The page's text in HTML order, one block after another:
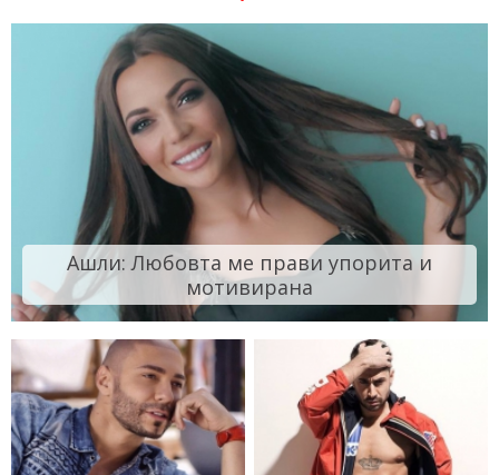
Ашли: Любовта ме прави упорита и
мотивирана